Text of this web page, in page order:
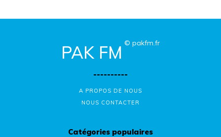
PAK FM © pakfm.fr
----------
A PROPOS DE NOUS
NOUS CONTACTER
Catégories populaires